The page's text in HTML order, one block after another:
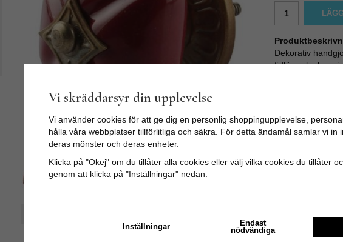
Dekorativ
tidlös och
metallen gör
Att byta
till en liten
Knoppen har en
Skruven kan
Mått:
Vi skräddarsyr din upplevelse
Vi använder cookies för att ge dig en personlig shoppingupplevelse,
hålla våra webbplatser tillförlitliga och säkra. För detta ändamål samlar vi in
deras mönster och deras enheter.
Klicka på "Okej" om du tillåter alla cookies eller välj vilka cookies du tillåter
genom att klicka på "Inställningar" nedan.
Inställningar
Endast
nödvändiga